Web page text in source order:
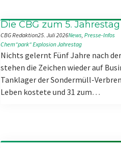
Die CBG zum 5.
CBG Redaktion25. Juli 2026News, Presse-Infos
Chem“park“ExplosionJahrestag
Nichts gelernt Fünf Jahre nach
stehen die Zeichen wieder auf
Tanklager der Sondermüll-
Leben kostete und 31 zum…